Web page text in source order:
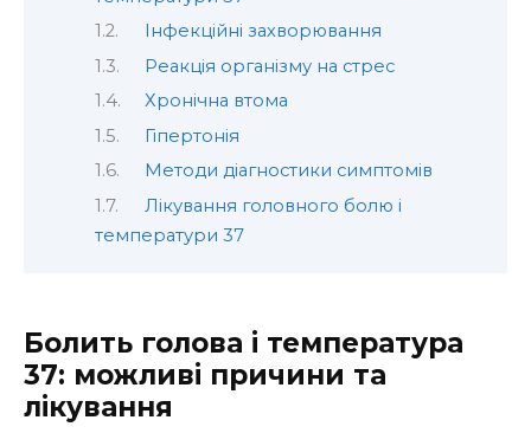
Інфекційні захворювання
Реакція організму на стрес
Хронічна втома
Гіпертонія
Методи діагностики симптомів
Лікування головного болю і
температури 37
Болить голова і температура
37: можливі причини та
лікування